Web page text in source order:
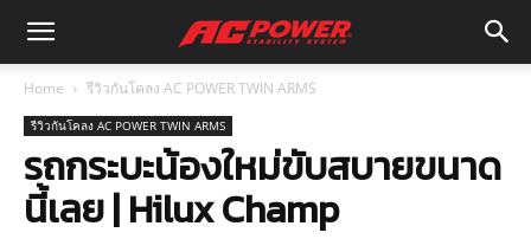
Home รีวิวกันโคลง AC POWER TWIN ARMS
รีวิวกันโคลง AC POWER TWIN ARMS
รถกระบะน้องใหม่ขับสบายขนาด
นี้เลย | Hilux Champ